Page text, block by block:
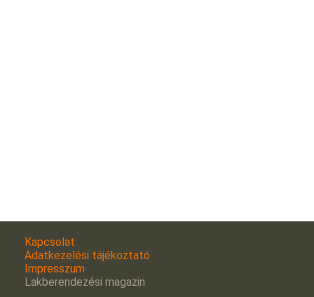
Kapcsolat
Adatkezelési tájékoztató
Impresszum
Lakberendezési magazin